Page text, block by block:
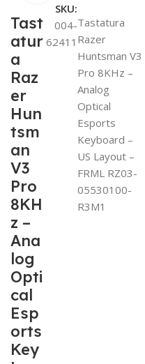
Tast
atur
a
Raz
er
Hun
tsm
an
V3
Pro
8KH
z –
Ana
log
Opti
cal
Esp
orts
Key
SKU:
004-
62411
Tastatura
Razer
Huntsman V3
Pro 8KHz –
Analog
Optical
Esports
Keyboard –
US Layout –
FRML RZ03-
05530100-
R3M1